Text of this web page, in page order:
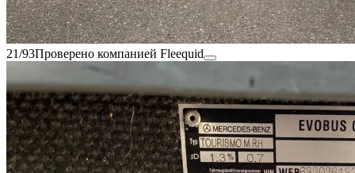
21/93Проверено компанией Fleequid